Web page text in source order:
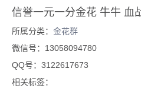
信誉一元一分金花 牛牛 血
所属分类： 金花群
微信号：13058094780
QQ号：3122617673
相关标签：